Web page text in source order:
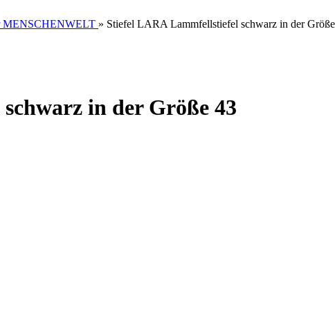
MENSCHENWELT » Stiefel LARA Lammfellstiefel schwarz in der
in der Größe 43